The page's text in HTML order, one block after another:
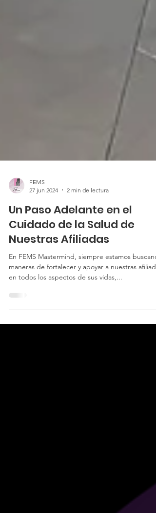
27 jun 2024
2 min de lectura
Un Paso Adelante en el
Cuidado de la Salud de
Nuestras Afiliadas
En FEMS Mastermind, siempre estamos
en todos los aspectos de sus vidas,...